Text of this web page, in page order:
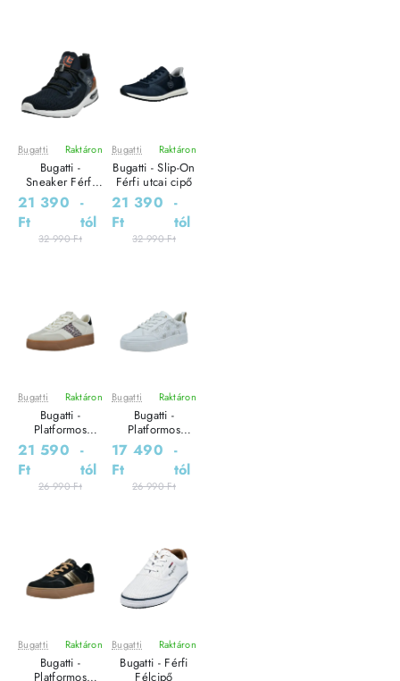
Leárazás
Bugatti Raktáron
Bugatti -
Sneaker Férfi
utcai cipő
21 390
Ft
-
tól
32 990 Ft
Leárazás
Bugatti Raktáron
Bugatti - Slip-On
Férfi utcai cipő
21 390
Ft
-
tól
32 990 Ft
Leárazás
Bugatti Raktáron
Bugatti -
Platformos
Sneaker Női
utcai cipő
21 590
Ft
-
tól
26 990 Ft
Leárazás
Bugatti Raktáron
Bugatti -
Platformos
Sneaker Női
utcai cipő
17 490
Ft
-
tól
26 990 Ft
Leárazás
Bugatti Raktáron
Bugatti -
Platformos
Leárazás
Bugatti Raktáron
Bugatti - Férfi
Félcipő